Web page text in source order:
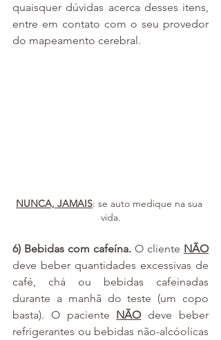
quaisquer dúvidas acerca desses itens,
entre em contato com o seu provedor
do mapeamento cerebral.
NUNCA, JAMAIS: se auto medique na sua
vida.
6) Bebidas com cafeína. O cliente NÃO
deve beber quantidades excessivas de
café, chá ou bebidas cafeinadas
durante a manhã do teste (um copo
basta). O paciente NÃO deve beber
refrigerantes ou bebidas não-alcóolicas